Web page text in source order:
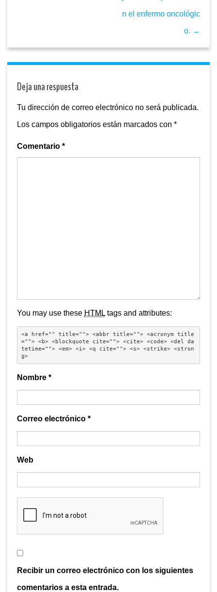
n el enfermo oncológic
o. →
Deja una respuesta
Tu dirección de correo electrónico no será publicada.
Los campos obligatorios están marcados con *
Comentario *
You may use these HTML tags and attributes:
<a href="" title=""> <abbr title=""> <acronym title
=""> <b> <blockquote cite=""> <cite> <code> <del da
tetime=""> <em> <i> <q cite=""> <s> <strike> <stron
g>
Nombre *
Correo electrónico *
Web
Recibir un correo electrónico con los siguientes
comentarios a esta entrada.